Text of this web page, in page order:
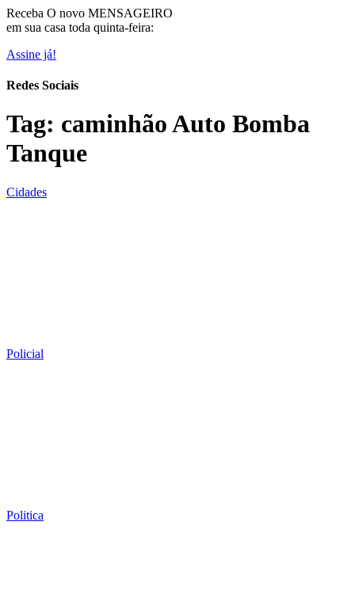
Receba O novo MENSAGEIRO
em sua casa toda quinta-feira:
Assine já!
Redes Sociais
Tag: caminhão Auto Bomba
Tanque
Cidades
Policial
Politica